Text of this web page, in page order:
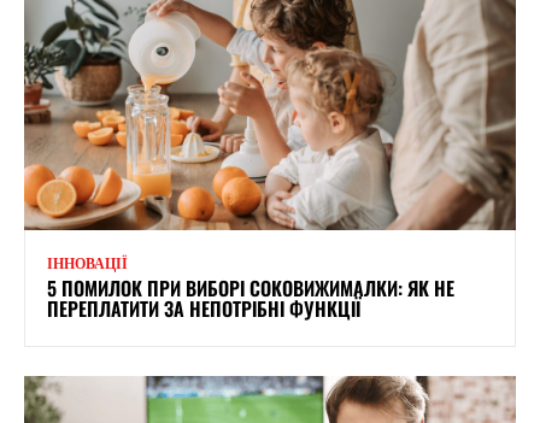
ІННОВАЦІЇ
5 ПОМИЛОК ПРИ ВИБОРІ СОКОВИЖИМАЛКИ: ЯК НЕ
ПЕРЕПЛАТИТИ ЗА НЕПОТРІБНІ ФУНКЦІЇ